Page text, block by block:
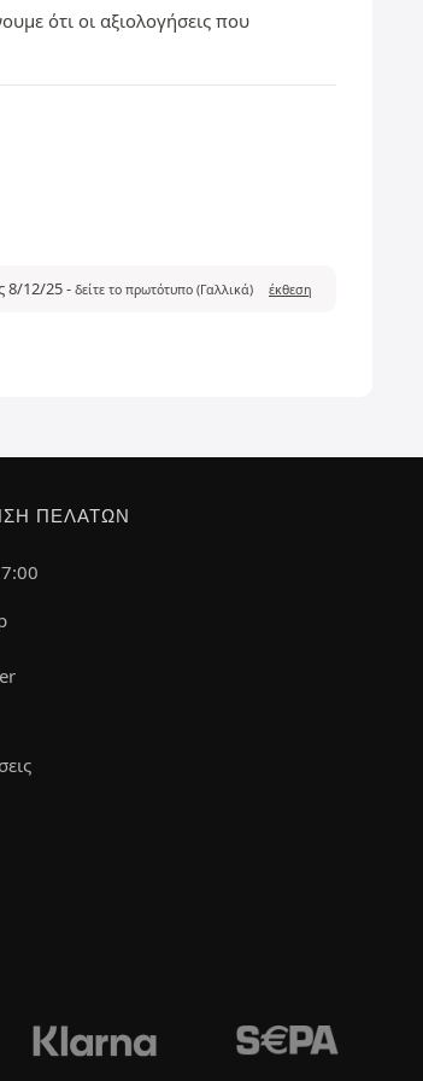
ότι οι αξιολογήσεις που
8/12/25- δείτε το πρωτότυπο (Γαλλικά) έκθεση
ΠΕΛΑΤΏΝ